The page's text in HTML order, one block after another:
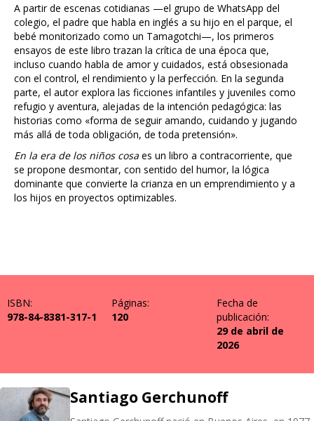
A partir de escenas cotidianas —el grupo de WhatsApp del
colegio, el padre que habla en inglés a su hijo en el parque, el
bebé monitorizado como un Tamagotchi—, los primeros
ensayos de este libro trazan la crítica de una época que,
incluso cuando habla de amor y cuidados, está obsesionada
con el control, el rendimiento y la perfección. En la segunda
parte, el autor explora las ficciones infantiles y juveniles como
refugio y aventura, alejadas de la intención pedagógica: las
historias como «forma de seguir amando, cuidando y jugando
más allá de toda obligación, de toda pretensión».
En la era de los niños cosa es un libro a contracorriente, que
se propone desmontar, con sentido del humor, la lógica
dominante que convierte la crianza en un emprendimiento y a
los hijos en proyectos optimizables.
ISBN:
978-84-8381-317-1
Páginas:
120
Fecha de
publicación:
29 de abril de
2026
Santiago Gerchunoff